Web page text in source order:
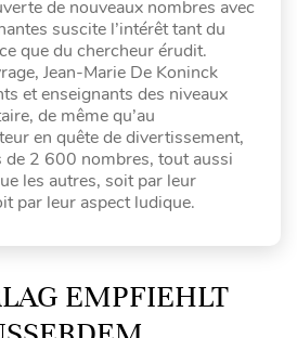
de nouveaux nombres avec
suscite l’intérêt tant du
que du chercheur érudit.
Jean-Marie De Koninck
et enseignants des niveaux
de même qu’au
en quête de divertissement,
de 2 600 nombres, tout aussi
les autres, soit par leur
par leur aspect ludique.
EMPFIEHLT